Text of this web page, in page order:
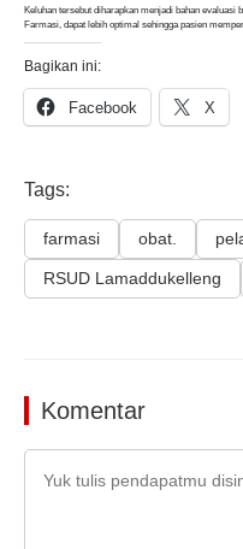
Keluhan tersebut diharapkan menjadi bahan
Farmasi, dapat lebih optimal sehingga pasien
Bagikan ini:
Facebook X
Tags:
farmasi obat.
RSUD Lamaddukelleng
Komentar